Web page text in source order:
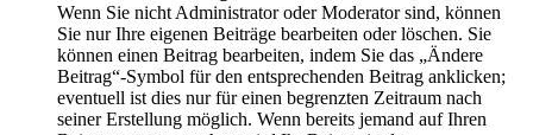
Wenn Sie nicht Administrator oder Moderator sind, können
Sie nur Ihre eigenen Beiträge bearbeiten oder löschen. Sie
können einen Beitrag bearbeiten, indem Sie das „Ändere
Beitrag“-Symbol für den entsprechenden Beitrag anklicken;
eventuell ist dies nur für einen begrenzten Zeitraum nach
seiner Erstellung möglich. Wenn bereits jemand auf Ihren